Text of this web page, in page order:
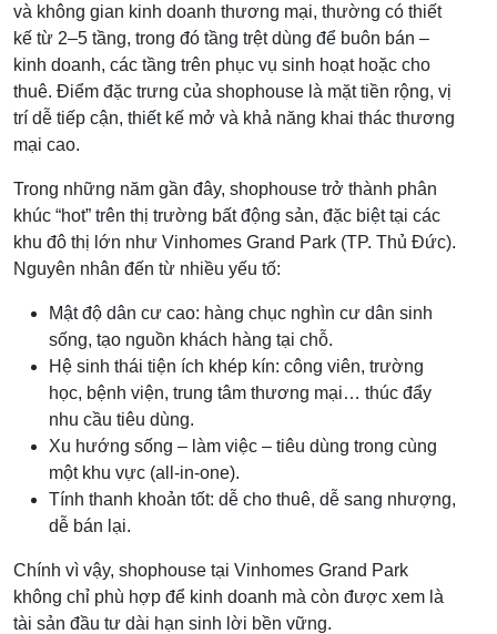
và không gian kinh doanh thương mại, thường có thiết
kế từ 2–5 tầng, trong đó tầng trệt dùng để buôn bán –
kinh doanh, các tầng trên phục vụ sinh hoạt hoặc cho
thuê. Điểm đặc trưng của shophouse là mặt tiền rộng, vị
trí dễ tiếp cận, thiết kế mở và khả năng khai thác thương
mại cao.
Trong những năm gần đây, shophouse trở thành phân
khúc “hot” trên thị trường bất động sản, đặc biệt tại các
khu đô thị lớn như Vinhomes Grand Park (TP. Thủ Đức).
Nguyên nhân đến từ nhiều yếu tố:
Mật độ dân cư cao: hàng chục nghìn cư dân sinh
sống, tạo nguồn khách hàng tại chỗ.
Hệ sinh thái tiện ích khép kín: công viên, trường
học, bệnh viện, trung tâm thương mại… thúc đẩy
nhu cầu tiêu dùng.
Xu hướng sống – làm việc – tiêu dùng trong cùng
một khu vực (all-in-one).
Tính thanh khoản tốt: dễ cho thuê, dễ sang nhượng,
dễ bán lại.
Chính vì vậy, shophouse tại Vinhomes Grand Park
không chỉ phù hợp để kinh doanh mà còn được xem là
tài sản đầu tư dài hạn sinh lời bền vững.